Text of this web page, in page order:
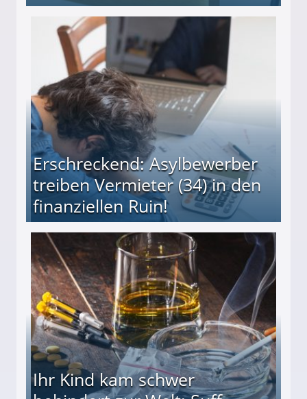
und wie viel?
Erschreckend: Asylbewerber
treiben Vermieter (34) in den
finanziellen Ruin!
(34) in den finanziellen Ruin!
Ihr Kind kam schwer